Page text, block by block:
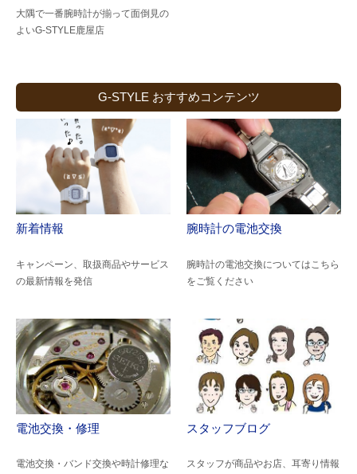
大隅で一番腕時計が揃って面倒見の
よいG-STYLE鹿屋店
G-STYLE おすすめコンテンツ
新着情報
キャンペーン、取扱商品やサービス
の最新情報を発信
腕時計の電池交換
腕時計の電池交換についてはこちら
をご覧ください
電池交換・修理
電池交換・バンド交換や時計修理な
スタッフブログ
スタッフが商品やお店、耳寄り情報